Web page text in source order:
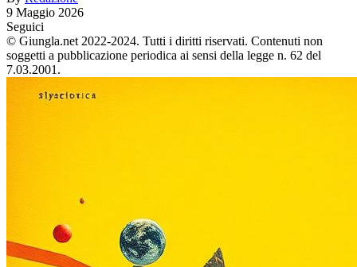
9 Maggio 2026
Seguici
© Giungla.net 2022-2024. Tutti i diritti riservati. Contenuti non
soggetti a pubblicazione periodica ai sensi della legge n. 62 del
7.03.2001.